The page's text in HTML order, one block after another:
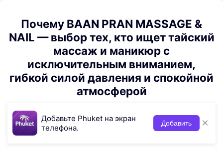
Почему BAAN PRAN MASSAGE &
NAIL — выбор тех, кто ищет тайский
массаж и маникюр с
исключительным вниманием,
гибкой силой давления и спокойной
атмосферой
Добавьте Phuket на экран
телефона.
Добавить ×